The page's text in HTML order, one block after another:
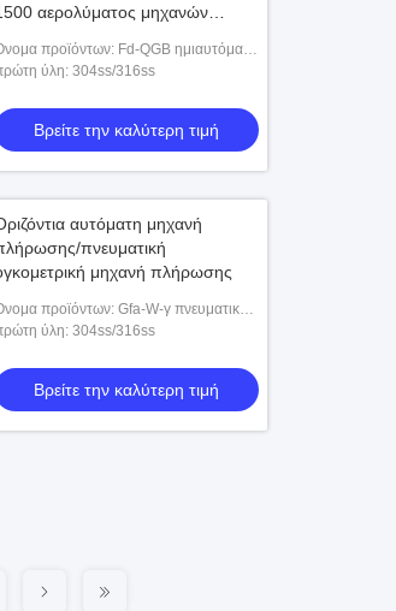
αερολύματος μηχανών
προϊόντων: Fd-QGB ημιαυτόματη
πλήρωσης αερολύματος
ύλη: 304ss/316ss
Βρείτε την καλύτερη τιμή
αυτόματη μηχανή
πνευματική
μηχανή πλήρωσης
προϊόντων: Gfa-W-γ πνευματική
μηχανή πλήρωσης
ύλη: 304ss/316ss
Βρείτε την καλύτερη τιμή